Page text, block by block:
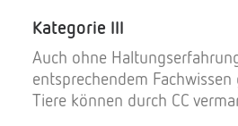
Kategorie III
Auch ohne
entsprechendem
Tiere können durch CC